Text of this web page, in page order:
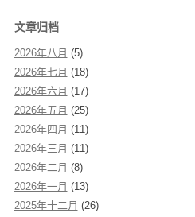
文章归档
2026年八月 (5)
2026年七月 (18)
2026年六月 (17)
2026年五月 (25)
2026年四月 (11)
2026年三月 (11)
2026年二月 (8)
2026年一月 (13)
2025年十二月 (26)